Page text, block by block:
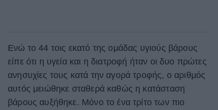
Ενώ το 44 τοις εκατό της ομάδας υγιούς βάρους
είπε ότι η υγεία και η διατροφή ήταν οι δυο πρώτες
ανησυχίες τους κατά την αγορά τροφής, ο αριθμός
αυτός μειώθηκε σταθερά καθώς η κατάσταση
βάρους αυξήθηκε. Μόνο το ένα τρίτο των πιο